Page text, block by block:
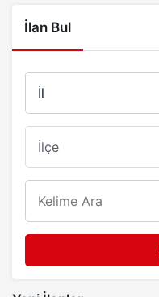
İlan Bul